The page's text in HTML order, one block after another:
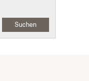
Suchen